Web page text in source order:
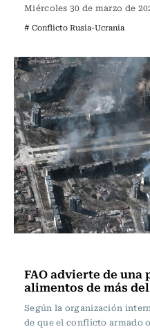
Miércoles 30 de marzo de
# Conflicto Rusia-Ucrania
FAO advierte de una
alimentos de más
Según la organización
de que el conflicto armado